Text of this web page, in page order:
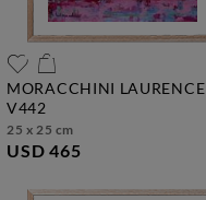
MORACCHINI LAURENCE
v442
25 x 25 cm
USD 465